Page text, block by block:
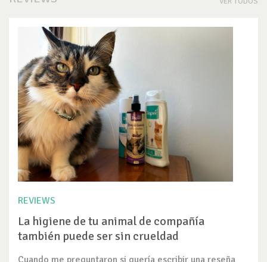
REVIEWS
La higiene de tu animal de compañía
también puede ser sin crueldad
Cuando me preguntaron si quería escribir una reseña